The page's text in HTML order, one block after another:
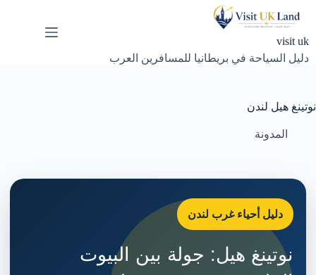
visit uk
دليل السياحة في بريطانيا للمسافرين العرب
نوتينغ هيل لندن
المدونة
دليل أحياء غرب لندن
نوتينغ هيل: جولة بين البيوت